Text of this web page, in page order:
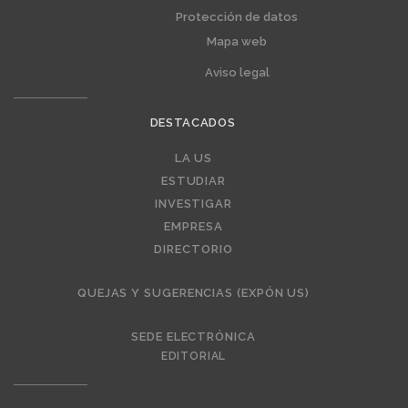
Protección de datos
Mapa web
Aviso legal
DESTACADOS
LA US
ESTUDIAR
INVESTIGAR
EMPRESA
DIRECTORIO
QUEJAS Y SUGERENCIAS (EXPÓN US)
SEDE ELECTRÓNICA
EDITORIAL